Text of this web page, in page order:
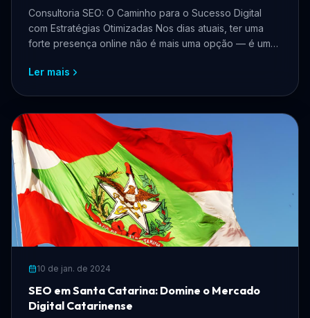
Consultoria SEO: O Caminho para o Sucesso Digital
com Estratégias Otimizadas Nos dias atuais, ter uma
forte presença online não é mais uma opção — é uma
Ler mais
10 de jan. de 2024
SEO em Santa Catarina: Domine o Mercado
Digital Catarinense